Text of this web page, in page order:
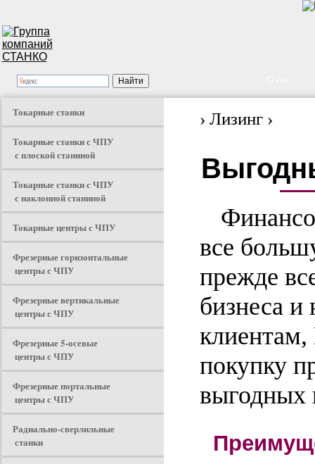
Токарные станки
Токарные станки с ЧПУ
с плоской станиной
Токарные станки с ЧПУ
с наклонной станиной
Токарные центры с ЧПУ
Фрезерные горизонтальные
центры с ЧПУ
Фрезерные вертикальные
центры с ЧПУ
Фрезерные 5-осевые
центры с ЧПУ
Фрезерные портальные
центры с ЧПУ
Радиально-сверлильные
станки
› Лизинг ›
все
прежде
бизнеса и
покупку
выгодных